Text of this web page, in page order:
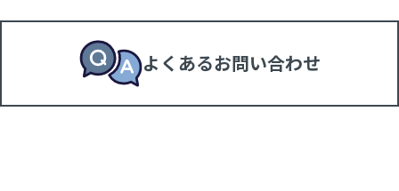
よくあるお問い合わせ